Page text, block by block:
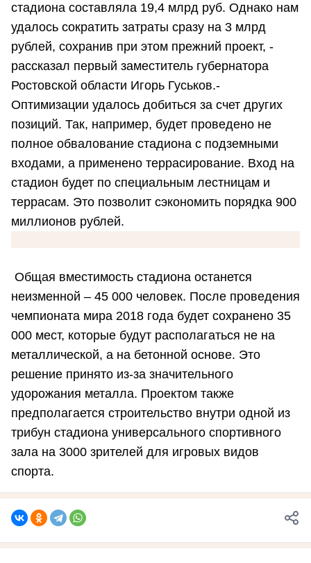
стадиона составляла 19,4 млрд руб. Однако нам
удалось сократить затраты сразу на 3 млрд
рублей, сохранив при этом прежний проект, -
рассказал первый заместитель губернатора
Ростовской области Игорь Гуськов.-
Оптимизации удалось добиться за счет других
позиций. Так, например, будет проведено не
полное обвалование стадиона с подземными
входами, а применено террасирование. Вход на
стадион будет по специальным лестницам и
террасам. Это позволит сэкономить порядка 900
миллионов рублей.
Общая вместимость стадиона останется
неизменной – 45 000 человек. После проведения
чемпионата мира 2018 года будет сохранено 35
000 мест, которые будут располагаться не на
металлической, а на бетонной основе. Это
решение принято из-за значительного
удорожания металла. Проектом также
предполагается строительство внутри одной из
трибун стадиона универсального спортивного
зала на 3000 зрителей для игровых видов
спорта.